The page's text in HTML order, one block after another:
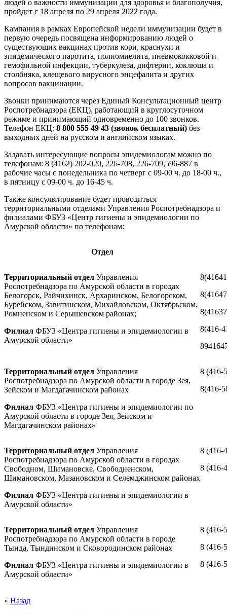
людей о важности иммунизации для здоровья и благополучия,
пройдет с 18 апреля по 29 апреля 2022 года.
Кампания в рамках Европейской недели иммунизации будет в
первую очередь посвящена информированию людей о
существующих вакцинах против кори, краснухи и
эпидемического паротита, полиомиелита, пневмококковой и
гемофильной инфекции, туберкулеза, дифтерии, коклюша и
столбняка, клещевого вирусного энцефалита и других
вопросов вакцинации.
Звонки принимаются через Единый Консультационный центр
Роспотребнадзора (ЕКЦ), работающий в круглосуточном
режиме и принимающий одновременно до 100 звонков.
Телефон ЕКЦ: 8 800 555 49 43 (звонок бесплатный) без
выходных дней на русском и английском языках.
Задавать интересующие вопросы эпидемиологам можно по
телефонам: 8 (4162) 202-020, 226-708, 226-709,596-887 в
рабочие часы с понедельника по четверг с 09-00 ч. до 18-00 ч.,
в пятницу с 09-00 ч. до 16-45 ч.
Также консультирование будет проводиться
территориальными отделами Управления Роспотребнадзора и
филиалами ФБУЗ «Центр гигиены и эпидемиологии по
Амурской области» по телефонам:
Отдел
Территориальный отдел Управления
Роспотребнадзора по Амурской области в городах
Белогорск, Райчихинск, Архаринском, Белогорском,
Бурейском, Завитинском, Михайловском, Октябрьском,
Ромненском и Серышевском районах;
Филиал ФБУЗ «Центра гигиены и эпидемиологии в
Амурской области»
8(416-
Территориальный отдел Управления
Роспотребнадзора по Амурской области в городе Зея,
Зейском и Магдагачинском районах
Филиал ФБУЗ «Центра гигиены и эпидемиологии по
Амурской области в городе Зея, Зейском и
Магдагачинском районах»
8 (416-
8(416-
Территориальный отдел Управления
Роспотребнадзора по Амурской области в городах
Свободном, Шимановске, Свободненском,
Шимановском, Мазановском и Селемджинском районах
Филиал ФБУЗ «Центра гигиены и эпидемиологии в
Амурской области»
8 (416-
8 (416-
Территориальный отдел Управления
Роспотребнадзора по Амурской области в городе
Тында, Тындинском и Сковородинском районах
Филиал ФБУЗ «Центра гигиены и эпидемиологии в
Амурской области»
8 (416-
8 (416-
8 (416-
« Назад